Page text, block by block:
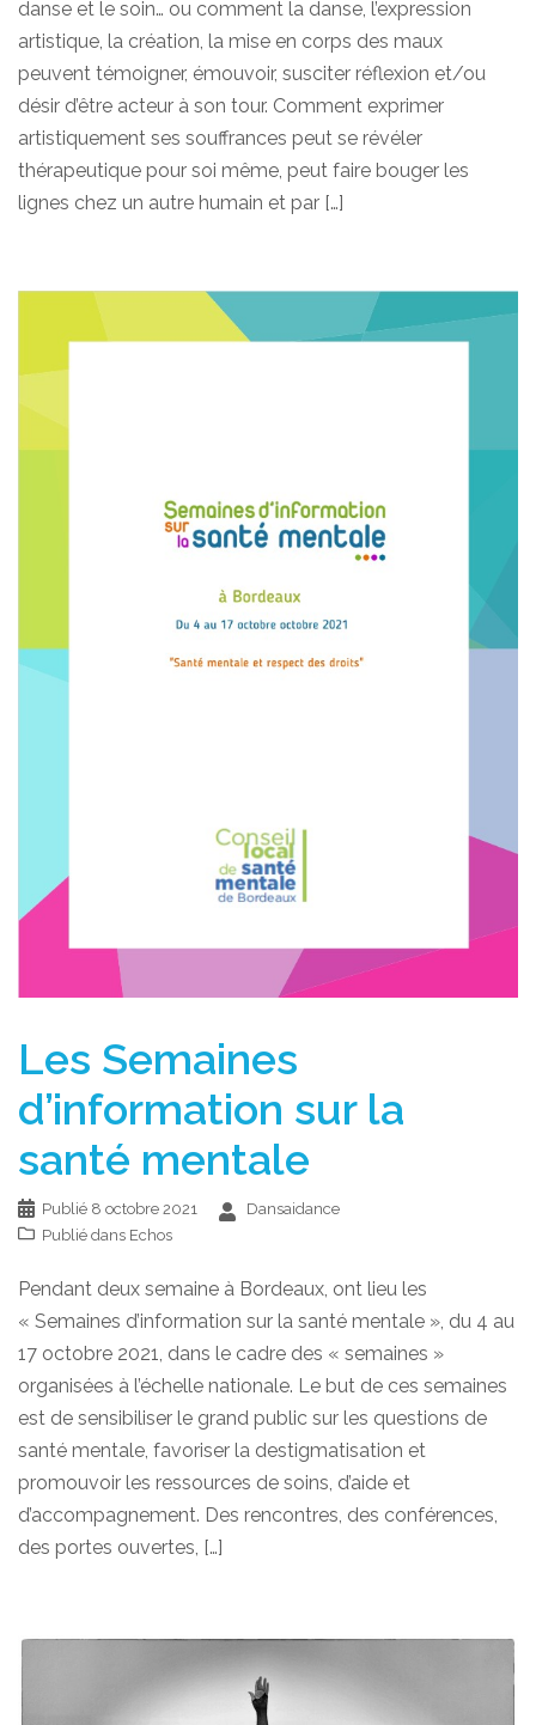
danse et le soin… ou comment la danse, l’expression
artistique, la création, la mise en corps des maux
peuvent témoigner, émouvoir, susciter réflexion et/ou
désir d’être acteur à son tour. Comment exprimer
artistiquement ses souffrances peut se révéler
thérapeutique pour soi même, peut faire bouger les
lignes chez un autre humain et par […]
Les Semaines
d’information sur la
santé mentale
Publié 8 octobre 2021
Dansaidance
Publié dans Echos
Pendant deux semaine à Bordeaux, ont lieu les
« Semaines d’information sur la santé mentale », du 4 au
17 octobre 2021, dans le cadre des « semaines »
organisées à l’échelle nationale. Le but de ces semaines
est de sensibiliser le grand public sur les questions de
santé mentale, favoriser la destigmatisation et
promouvoir les ressources de soins, d’aide et
d’accompagnement. Des rencontres, des conférences,
des portes ouvertes, […]